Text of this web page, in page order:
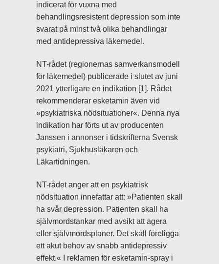
indicerat för vuxna med
behandlingsresistent depression som inte
svarat på minst två olika behandlingar
med antidepressiva läkemedel.
NT-rådet (regionernas samverkansmodell
för läkemedel) publicerade i slutet av juni
2021 ytterligare en indikation [1]. Rådet
rekommenderar esketamin även vid
»psykiatriska nödsituationer«. Denna nya
indikation har förts ut av producenten
Janssen i annonser i tidskrifterna Svensk
psykiatri, Sjukhusläkaren och
Läkartidningen.
NT-rådet anger att en psykiatrisk
nödsituation innefattar att: »Patienten skall
ha svår depression. Patienten skall ha
självmordstankar med avsikt att agera
eller självmordsplaner. Det skall föreligga
ett akut behov av snabb antidepressiv
effekt.« I reklamen för esketamin-spray i